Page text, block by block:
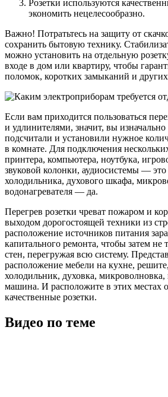
Розетки используются
экономить нецелесообразно.
Важно! Потратьтесь на защиту от
сохранить бытовую технику.
можно установить на отдельную
входе в дом или квартиру, чтобы
поломок, коротких замыканий и
Если вам приходится пользоваться
и удлинителями, значит, вы
подсчитали и установили нужное
в комнате. Для подключения
принтера, компьютера, ноутбука,
звуковой колонки, аудиосистемы —
холодильника, духового шкафа,
водонагревателя — да.
Перегрев розетки чреват пожаром и
выходом дорогостоящей техники из
расположение источников питания
капитального ремонта, чтобы затем не
стен, перегружая всю систему.
расположение мебели на кухне, решите,
холодильник, духовка, микроволновка,
машина. И расположите в этих местах
качественные розетки.
Видео по теме